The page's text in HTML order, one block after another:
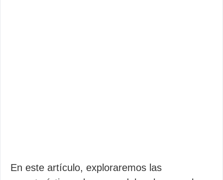
En este artículo, exploraremos las